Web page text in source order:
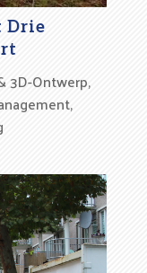
Drie
3D-Ontwerp,
,